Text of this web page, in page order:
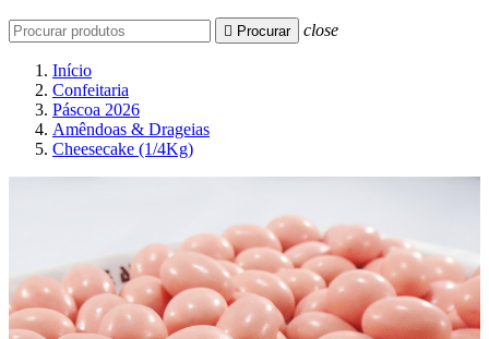
 Procurar close
Início
Confeitaria
Páscoa 2026
Amêndoas & Drageias
Cheesecake (1/4Kg)